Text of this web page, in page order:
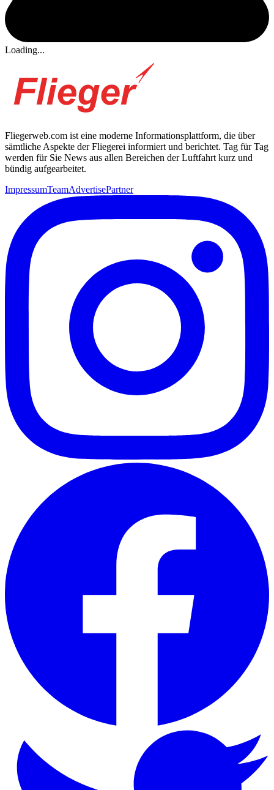
Loading...
Fliegerweb.com ist eine moderne Informationsplattform, die über
sämtliche Aspekte der Fliegerei informiert und berichtet. Tag für Tag
werden für Sie News aus allen Bereichen der Luftfahrt kurz und
bündig aufgearbeitet.
ImpressumTeamAdvertisePartner